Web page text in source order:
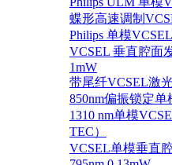
蝶形高速调制
Philips 单模
VCSEL 垂直腔面
1mW
带尾纤VCSEL激
850nm偏振锁定
1310 nm单模
TEC）
VCSEL单模垂直